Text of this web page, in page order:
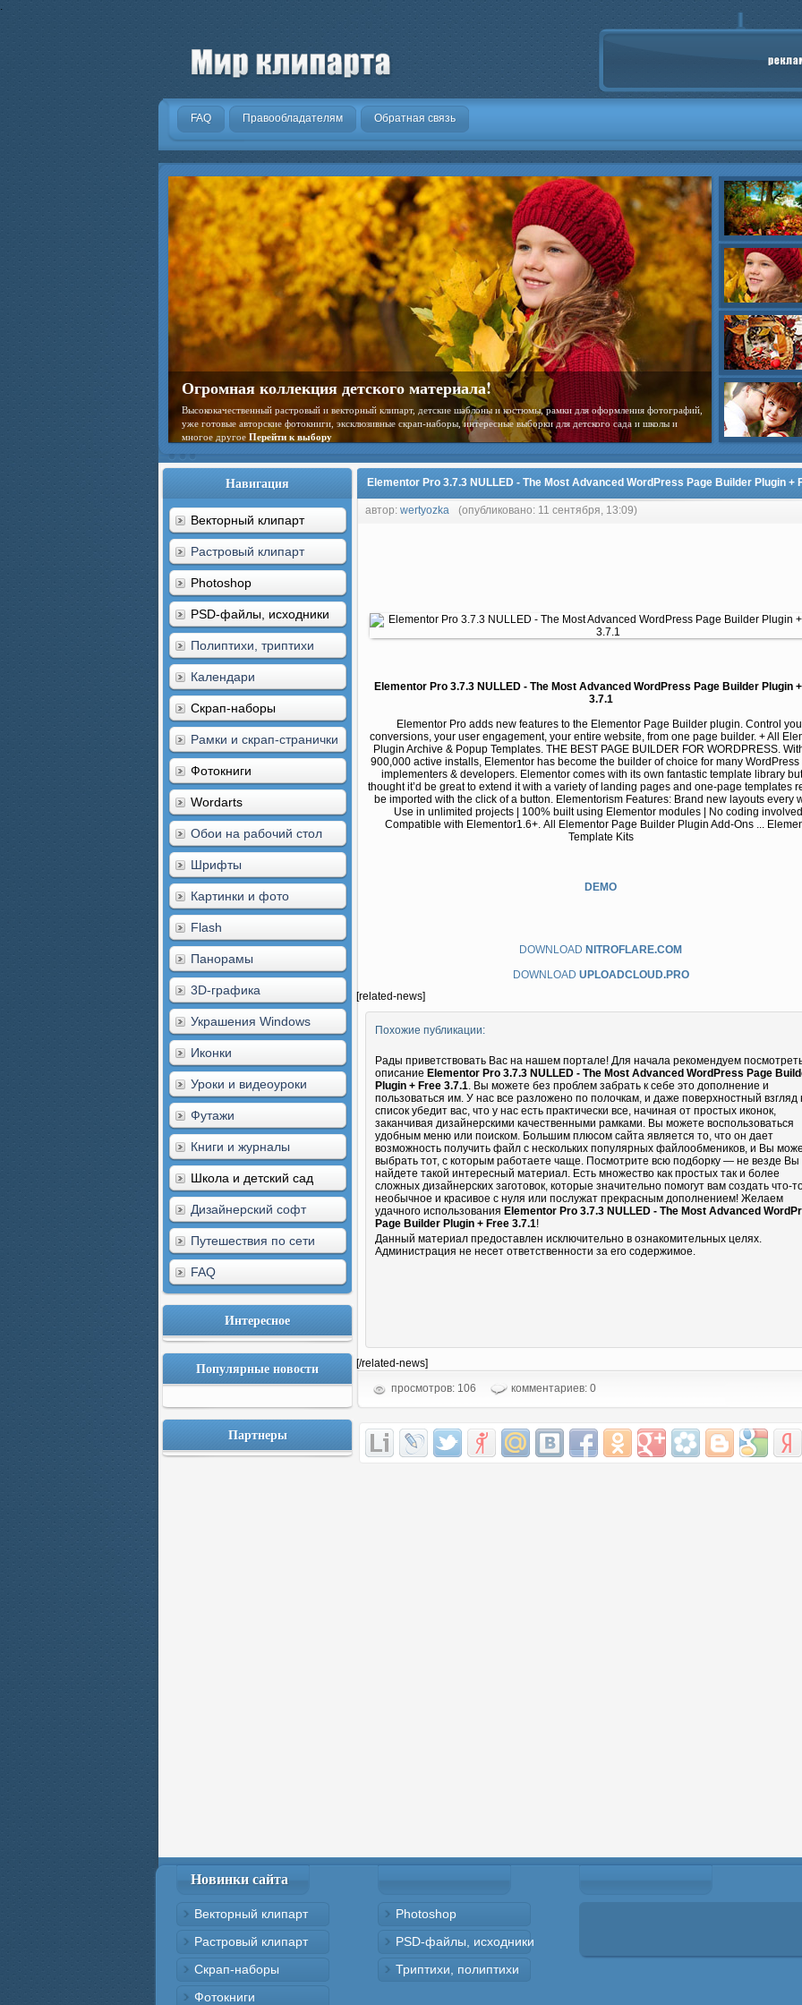
.
FAQ Правообладателям Обратная связь
Огромная коллекция детского материала!
Высококачественный растровый и векторный клипарт, детские шаблоны и костюмы, рамки для оформления фотографий,
уже готовые авторские фотокниги, эксклюзивные скрап-наборы, интересные выборки для детского сада и школы и
многое другое Перейти к выбору
Навигация
Векторный клипарт
Растровый клипарт
Photoshop
PSD-файлы, исходники
Полиптихи, триптихи
Календари
Скрап-наборы
Рамки и скрап-странички
Фотокниги
Wordarts
Обои на рабочий стол
Шрифты
Картинки и фото
Flash
Панорамы
3D-графика
Украшения Windows
Иконки
Уроки и видеоуроки
Футажи
Книги и журналы
Школа и детский сад
Дизайнерский софт
Путешествия по сети
FAQ
Интересное
Популярные новости
Партнеры
Elementor Pro 3.7.3 NULLED - The Most Advanced WordPress Page Builder Plugin +
автор: wertyozka (опубликовано: 11 сентября, 13:09)
Elementor Pro 3.7.3 NULLED - The Most Advanced WordPress Page Builder Plugin
3.7.1
Elementor Pro adds new features to the Elementor Page Builder plugin. Control
conversions, your user engagement, your entire website, from one page builder. + All
Plugin Archive & Popup Templates. THE BEST PAGE BUILDER FOR WORDPRESS.
900,000 active installs, Elementor has become the builder of choice for many WordPress
implementers & developers. Elementor comes with its own fantastic template library
thought it’d be great to extend it with a variety of landing pages and one-page templates
be imported with the click of a button. Elementorism Features: Brand new layouts every
Use in unlimited projects | 100% built using Elementor modules | No coding
Compatible with Elementor1.6+. All Elementor Page Builder Plugin Add-Ons ...
Template Kits
DEMO
DOWNLOAD NITROFLARE.COM
DOWNLOAD UPLOADCLOUD.PRO
[related-news]
Похожие публикации:
Рады приветствовать Вас на нашем портале! Для начала рекомендуем
описание Elementor Pro 3.7.3 NULLED - The Most Advanced WordPress Page
Plugin + Free 3.7.1. Вы можете без проблем забрать к себе это дополнение и
пользоваться им. У нас все разложено по полочкам, и даже поверхностный взгляд
список убедит вас, что у нас есть практически все, начиная от простых иконок,
заканчивая дизайнерскими качественными рамками. Вы можете воспользоваться
удобным меню или поиском. Большим плюсом сайта является то, что он дает
возможность получить файл с нескольких популярных файлообмеников, и Вы
выбрать тот, с которым работаете чаще. Посмотрите всю подборку — не везде Вы
найдете такой интересный материал. Есть множество как простых так и более
сложных дизайнерских заготовок, которые значительно помогут вам создать что-
необычное и красивое с нуля или послужат прекрасным дополнением! Желаем
удачного использования Elementor Pro 3.7.3 NULLED - The Most Advanced
Page Builder Plugin + Free 3.7.1!
Данный материал предоставлен исключительно в ознакомительных целях.
Администрация не несет ответственности за его содержимое.
[/related-news]
просмотров: 106
комментариев: 0
Новинки сайта
Векторный клипарт
Растровый клипарт
Скрап-наборы
Фотокниги
Photoshop
PSD-файлы, исходники
Триптихи, полиптихи